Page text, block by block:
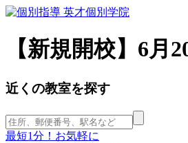
【新規開校】6
近くの教室を探す
最短1分！お気軽に